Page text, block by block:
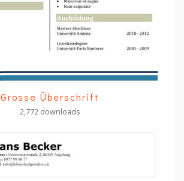
Grosse Überschrift
2,772 downloads